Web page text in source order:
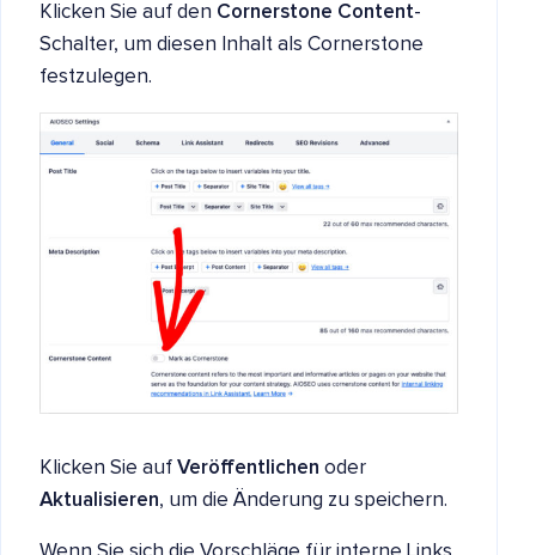
Klicken Sie auf den Cornerstone Content-
Schalter, um diesen Inhalt als Cornerstone
festzulegen.
Klicken Sie auf Veröffentlichen oder
Aktualisieren, um die Änderung zu speichern.